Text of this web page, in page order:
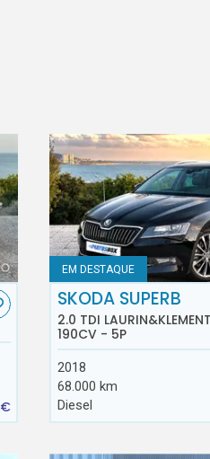
€
EM DESTAQUE
SKODA SUPERB
2.0 TDI
190CV - 5P
2018
68.000 km
Diesel